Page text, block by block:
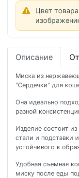
Цвет
Описание
Миска из
"Сердечки" для
Она идеально
разной
Изделие состоит
стали и подставки
устойчивого к
Удобная съемная
миску после еды